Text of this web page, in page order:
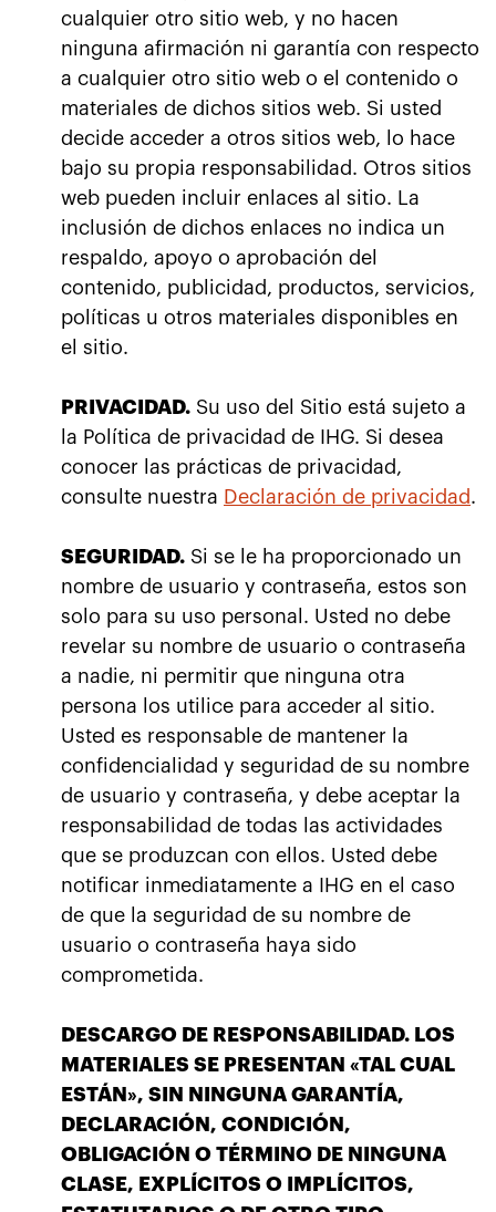
cualquier otro sitio web, y no hacen
ninguna afirmación ni garantía con respecto
a cualquier otro sitio web o el contenido o
materiales de dichos sitios web. Si usted
decide acceder a otros sitios web, lo hace
bajo su propia responsabilidad. Otros sitios
web pueden incluir enlaces al sitio. La
inclusión de dichos enlaces no indica un
respaldo, apoyo o aprobación del
contenido, publicidad, productos, servicios,
políticas u otros materiales disponibles en
el sitio.
PRIVACIDAD. Su uso del Sitio está sujeto a
la Política de privacidad de IHG. Si desea
conocer las prácticas de privacidad,
consulte nuestra Declaración de privacidad.
SEGURIDAD. Si se le ha proporcionado un
nombre de usuario y contraseña, estos son
solo para su uso personal. Usted no debe
revelar su nombre de usuario o contraseña
a nadie, ni permitir que ninguna otra
persona los utilice para acceder al sitio.
Usted es responsable de mantener la
confidencialidad y seguridad de su nombre
de usuario y contraseña, y debe aceptar la
responsabilidad de todas las actividades
que se produzcan con ellos. Usted debe
notificar inmediatamente a IHG en el caso
de que la seguridad de su nombre de
usuario o contraseña haya sido
comprometida.
DESCARGO DE RESPONSABILIDAD. LOS
MATERIALES SE PRESENTAN «TAL CUAL
ESTÁN», SIN NINGUNA GARANTÍA,
DECLARACIÓN, CONDICIÓN,
OBLIGACIÓN O TÉRMINO DE NINGUNA
CLASE, EXPLÍCITOS O IMPLÍCITOS,